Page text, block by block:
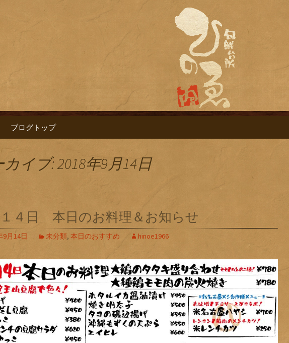
市栄にある居酒屋
のブログ
にある居酒屋「旬鮮台所ひのゑ（ひのえ）」。豊
楽しめるお店です。季節で変わるおすすめメニュ
ブログトップ
イブ: 2018年9月14日
１４日 本日のお料理＆お知らせ
9月14日 未分類, 本日のおすすめ hinoe1966